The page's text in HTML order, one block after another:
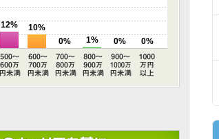
12%
10%
0%
1% 0% 0%